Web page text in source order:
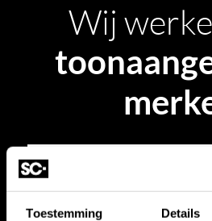
Toestemming Details
Wij